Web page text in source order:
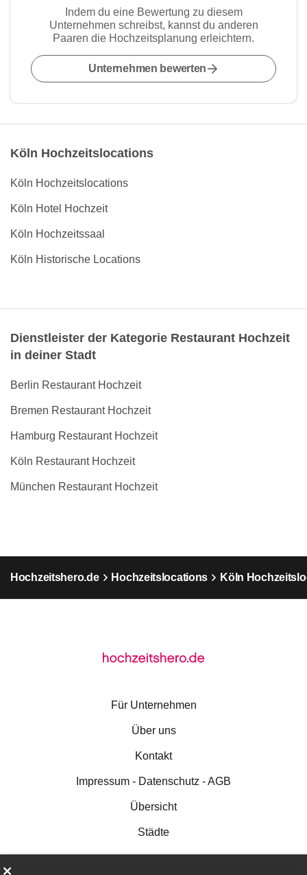
Indem du eine Bewertung zu diesem
Unternehmen schreibst, kannst du anderen
Paaren die Hochzeitsplanung erleichtern.
Unternehmen bewerten
Köln Hochzeitslocations
Köln Hochzeitslocations
Köln Hotel Hochzeit
Köln Hochzeitssaal
Köln Historische Locations
Dienstleister der Kategorie Restaurant Hochzeit
in deiner Stadt
Berlin Restaurant Hochzeit
Bremen Restaurant Hochzeit
Hamburg Restaurant Hochzeit
Köln Restaurant Hochzeit
München Restaurant Hochzeit
Hochzeitshero.de Hochzeitslocations Köln
Für Unternehmen
Über uns
Kontakt
Impressum - Datenschutz - AGB
Übersicht
Städte